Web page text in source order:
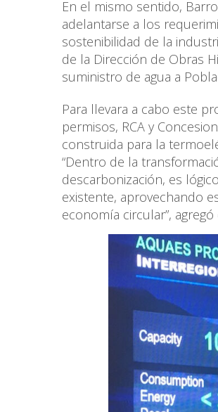
En el mismo sentido,
adelantarse a los
sostenibilidad de la
de la Dirección de Obras
suministro de agua a
Para llevara a cabo este
permisos, RCA y
construida para la
“Dentro de la
descarbonización, es
existente, aprovechando
economía circular”,